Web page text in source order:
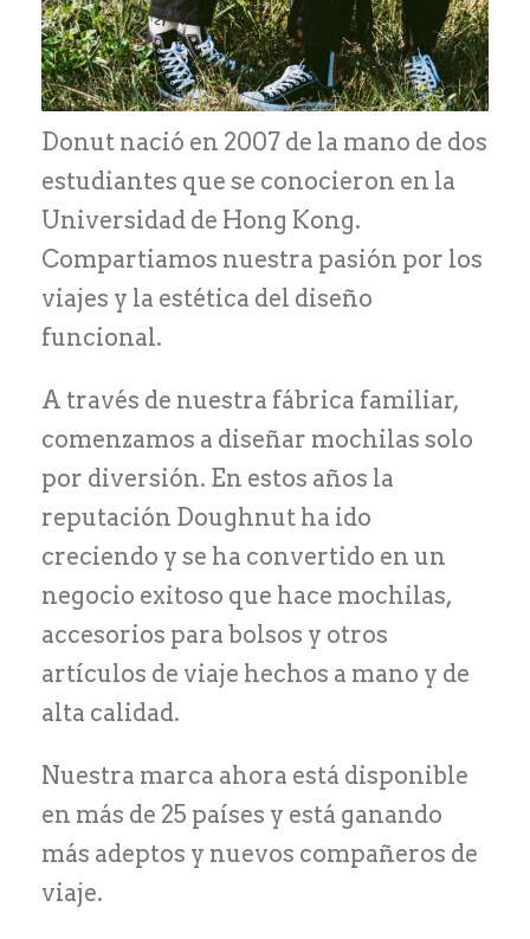
Donut nació en 2007 de la mano de dos
estudiantes que se conocieron en la
Universidad de Hong Kong.
Compartiamos nuestra pasión por los
viajes y la estética del diseño
funcional.
A través de nuestra fábrica familiar,
comenzamos a diseñar mochilas solo
por diversión. En estos años la
reputación Doughnut ha ido
creciendo y se ha convertido en un
negocio exitoso que hace mochilas,
accesorios para bolsos y otros
artículos de viaje hechos a mano y de
alta calidad.
Nuestra marca ahora está disponible
en más de 25 países y está ganando
más adeptos y nuevos compañeros de
viaje.